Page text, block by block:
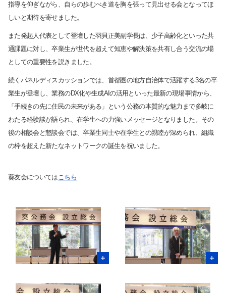
検索する
指導を仰ぎながら、自らの歩むべき道を胸を張って見出せる会となってほ
しいと期待を寄せました。
また発起人代表として登壇した羽貝正美副学長は、少子高齢化といった共
通課題に対し、卒業生が世代を超えて知恵や解決策を共有し合う交流の場
としての重要性を説きました。
続くパネルディスカッションでは、首都圏の地方自治体で活躍する3名の卒
業生が登壇し、業務のDX化や生成AIの活用といった最新の現場事情から、
「手続きの先に住民の未来がある」という公務の本質的な魅力まで多岐に
わたる経験談が語られ、在学生への力強いメッセージとなりました。その
後の相談会と懇談会では、卒業生同士や在学生との親睦が深められ、組織
の枠を超えた新たなネットワークの誕生を祝いました。
葵友会についてはこちら